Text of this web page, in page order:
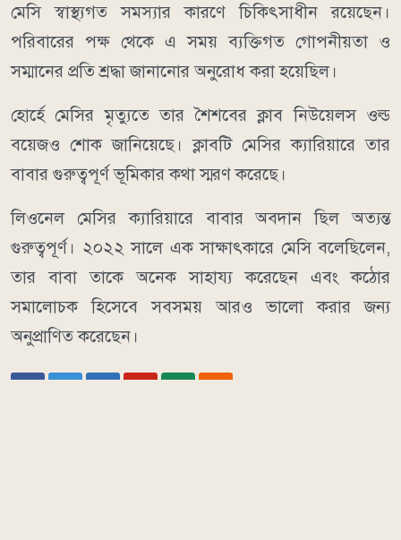
মেসি স্বাস্থ্যগত সমস্যার কারণে চিকিৎসাধীন রয়েছেন।
পরিবারের পক্ষ থেকে এ সময় ব্যক্তিগত গোপনীয়তা ও
সম্মানের প্রতি শ্রদ্ধা জানানোর অনুরোধ করা হয়েছিল।
হোর্হে মেসির মৃত্যুতে তার শৈশবের ক্লাব নিউয়েলস ওল্ড
বয়েজও শোক জানিয়েছে। ক্লাবটি মেসির ক্যারিয়ারে তার
বাবার গুরুত্বপূর্ণ ভূমিকার কথা স্মরণ করেছে।
লিওনেল মেসির ক্যারিয়ারে বাবার অবদান ছিল অত্যন্ত
গুরুত্বপূর্ণ। ২০২২ সালে এক সাক্ষাৎকারে মেসি বলেছিলেন,
তার বাবা তাকে অনেক সাহায্য করেছেন এবং কঠোর
সমালোচক হিসেবে সবসময় আরও ভালো করার জন্য
অনুপ্রাণিত করেছেন।